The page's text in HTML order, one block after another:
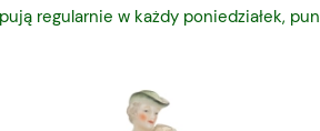
regularnie w każdy poniedziałek,